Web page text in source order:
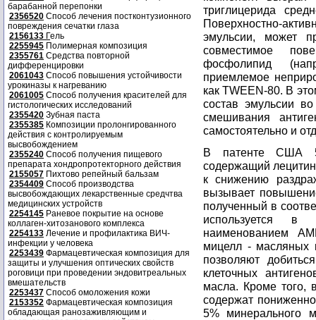
барабанной перепонки
2356520 Способ лечения постконтузионного
повреждения сечатки глаза
2156133 Гель
2255945 Полимерная композиция
2355761 Средства повторной
дифференцировки
2061043 Способ повышения устойчивости
урокиназы к нагреванию
2061005 Способ получения красителей для
гистологических исследований
2355420 Зубная паста
2355385 Композиции пролонгированного
действия с контролируемым
высвобождением
2355240 Способ получения пищевого
препарата хондропротекторного действия
2155057 Пихтово репейный бальзам
2354409 Способ производства
высвобождающих лекарственные средчтва
медицинских устройств
2254145 Раневое покрытие на основе
коллаген-хитозанового комплекса
2254133 Лечение и профилактика ВИЧ-
инфекции у человека
2253439 Фармацевтическая композиция для
защиты и улучшения оптических свойств
роговици при проведении эндовитреальных
вмешательств
2253437 Способ омоложения кожи
2153352 Фармацевтическая композиция
обладающая ранозаживляющим и
триглицерида
Поверхностно-
эмульсии, может
совместимое
фосфолипид
приемлемое
как TWEEN-80. В
состав эмульсии
смешивания
самостоятельно и
В патенте США
содержащий
к снижению
вызывает
полученный в
используется в
наименованием
мицелл - масляных
позволяют
клеточных
масла. Кроме того,
содержат
5% минерального